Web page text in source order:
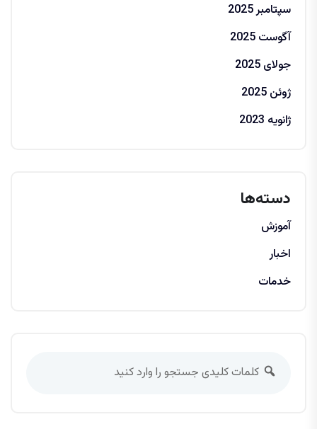
سپتامبر 2025
آگوست 2025
جولای 2025
ژوئن 2025
ژانویه 2023
دسته‌ها
آموزش
اخبار
خدمات